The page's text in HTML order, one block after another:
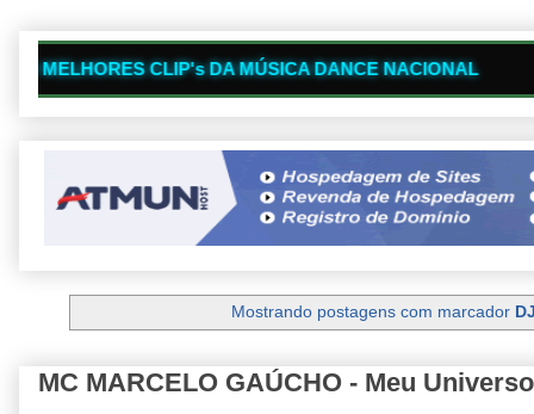
DA MÚSICA DANCE NACIONAL 📺
Mostrando postagens com marcador
MC MARCELO GAÚCHO - Meu